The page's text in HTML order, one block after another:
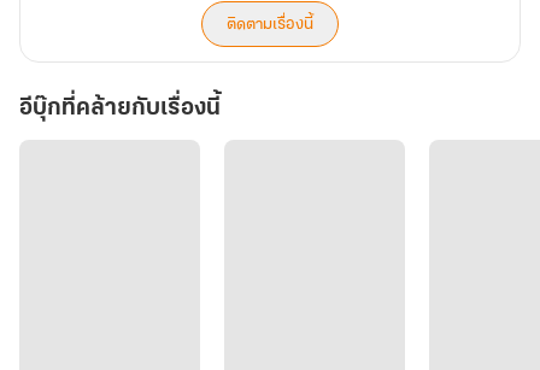
ติดตามเรื่องนี้
อีบุ๊กที่คล้ายกับเรื่องนี้